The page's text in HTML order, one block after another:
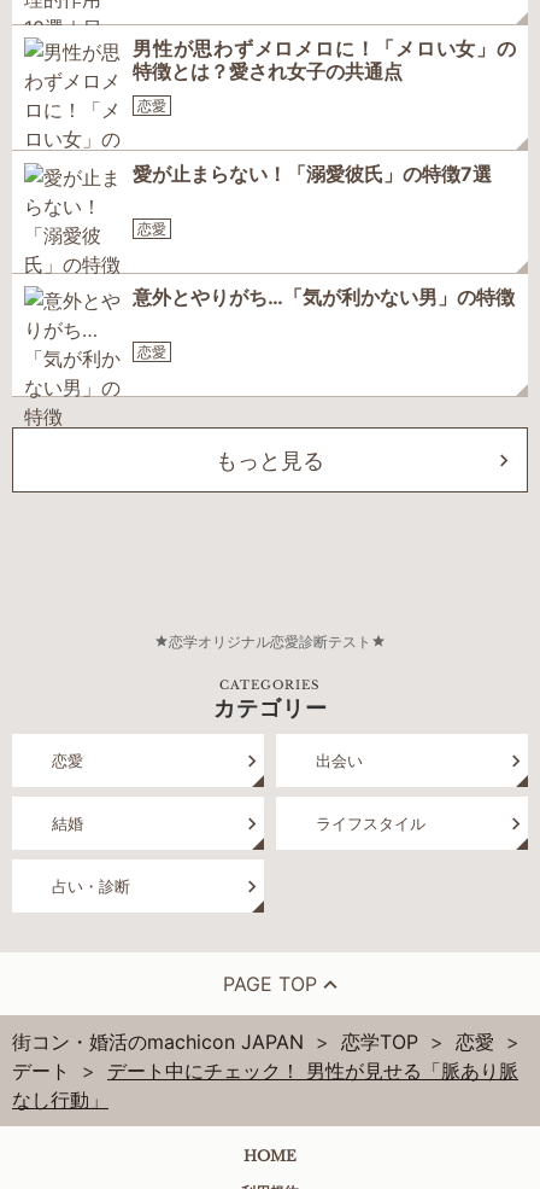
男性が思わずメロメロに！「メロい女」の
特徴とは？愛され女子の共通点
恋愛
愛が止まらない！「溺愛彼氏」の特徴7選
恋愛
意外とやりがち…「気が利かない男」の特徴
恋愛
もっと見る
恋学オリジナル恋愛診断テスト
CATEGORIES
カテゴリー
恋愛 出会い
結婚 ライフスタイル
占い・診断
PAGE TOP
街コン・婚活のmachicon JAPAN 恋学TOP
恋愛
デート
デート中にチェック！ 男性が見せる「脈あり脈
なし行動」
HOME